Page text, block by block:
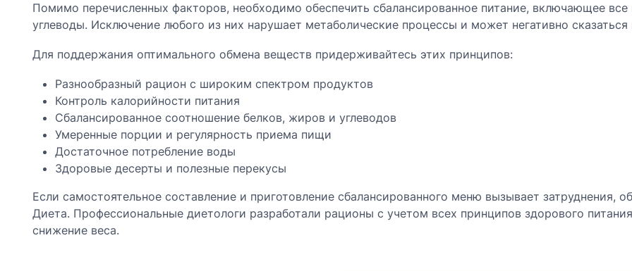
Помимо перечисленных факторов, необходимо обеспечить сбалансированное питание, включающее
углеводы. Исключение любого из них нарушает метаболические процессы и может негативно сказаться
Для поддержания оптимального обмена веществ придерживайтесь этих принципов:
Разнообразный рацион с широким спектром продуктов
Контроль калорийности питания
Сбалансированное соотношение белков, жиров и углеводов
Умеренные порции и регулярность приема пищи
Достаточное потребление воды
Здоровые десерты и полезные перекусы
Если самостоятельное составление и приготовление сбалансированного меню вызывает затруднения,
Диета. Профессиональные диетологи разработали рационы с учетом всех принципов здорового
снижение веса.